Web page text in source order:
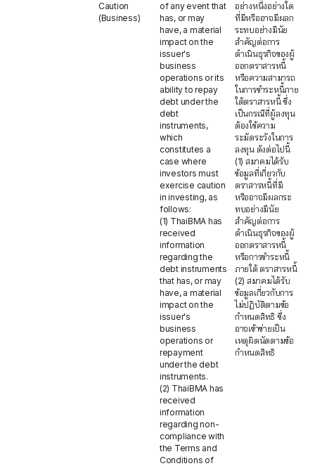
Caution
(Business)
of any event that
has, or may
have, a material
impact on the
issuer's
business
operations or its
ability to repay
debt under the
debt
instruments,
which
constitutes a
case where
investors must
exercise caution
in investing, as
follows:
(1) ThaiBMA has
received
information
regarding the
debt instruments
that has, or may
have, a material
impact on the
issuer's
business
operations or
repayment
under the debt
instruments.
(2) ThaiBMA has
received
information
regarding non-
compliance with
the Terms and
Conditions of
อย่างหนึ่งอย่างใด
ที่มีหรืออาจมีผลก
ระทบอย่างมีนัย
สำคัญต่อการ
ดำเนินธุรกิจของผู้
ออกตราสารหนี้
หรือความสามารถ
ในการชำระหนี้ภาย
ใต้ตราสารหนี้ ซึ่ง
เป็นกรณีที่ผู้ลงทุน
ต้องใช้ความ
ระมัดระวังในการ
ลงทุน ดังต่อไปนี้
(1) สมาคมได้รับ
ข้อมูลที่เกี่ยวกับ
ตราสารหนี้ที่มี
หรืออาจมีผลกระ
ทบอย่างมีนัย
สำคัญต่อการ
ดำเนินธุรกิจของผู้
ออกตราสารหนี้
หรือการชำระหนี้
ภายใต้ ตราสารหนี้
(2) สมาคมได้รับ
ข้อมูลเกี่ยวกับการ
ไม่ปฏิบัติตามข้อ
กำหนดสิทธิ ซึ่ง
อาจเข้าข่ายเป็น
เหตุผิดนัดตามข้อ
กำหนดสิทธิ